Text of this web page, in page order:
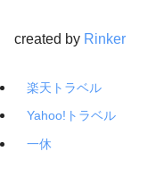
created by Rinker
楽天トラベル
Yahoo!トラベル
一休